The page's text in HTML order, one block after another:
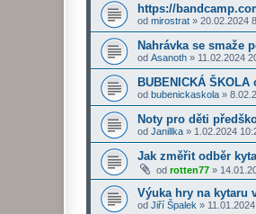
https://
od mirostrat » 20.02.2024
Nahrávka se smaže
od Asanoth » 11.02.2024
BUBENICKÁ ŠKOLA
od bubenickaskola »
Noty pro děti
od Janillka » 1.02.2024
Jak změřit odběr
od rotten77 »
Výuka hry na kytaru
od Jiří Špalek »